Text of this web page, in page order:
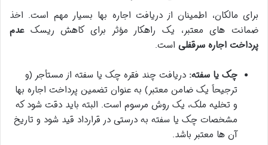
برای مالکان، اطمینان از دریافت اجاره بها بسیار مهم است. اخذ
ضمانت های معتبر، یک راهکار مؤثر برای کاهش ریسکعدم
پرداخت اجاره سرقفلی است.
چک یا سفته: دریافت چند فقره چک یا سفته از مستأجر (و
ترجیحاً یک ضامن معتبر) به عنوان تضمین پرداخت اجاره بها
و تخلیه ملک، یک روش مرسوم است. البته باید دقت شود که
مشخصات چک یا سفته به درستی در قرارداد قید شود و تاریخ
آن ها معتبر باشد.